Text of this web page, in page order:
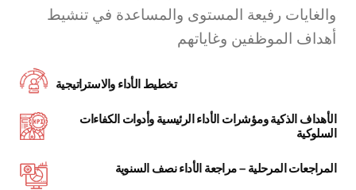
والغايات رفيعة المستوى والمساعدة في تنشيط
أهداف الموظفين وغاياتهم
تخطيط الأداء والاستراتيجية
الأهداف الذكية ومؤشرات الأداء الرئيسية وأدوات الكفاءات
السلوكية
المراجعات المرحلية – مراجعة الأداء نصف السنوية